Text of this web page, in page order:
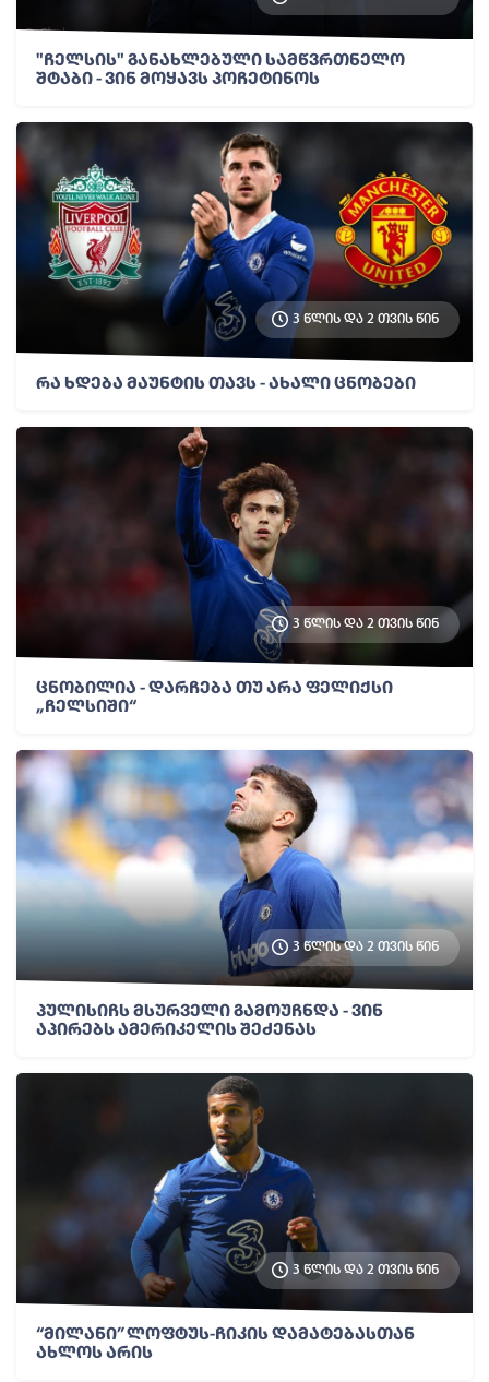
"ჩელსის" განახლებული სამწვრთნელო
შტაბი - ვინ მოყავს პოჩეტინოს
3 წლის და 2 თვის წინ
რა ხდება მაუნტის თავს - ახალი ცნობები
3 წლის და 2 თვის წინ
ცნობილია - დარჩება თუ არა ფელიქსი
„ჩელსიში“
3 წლის და 2 თვის წინ
პულისიჩს მსურველი გამოუჩნდა - ვინ
აპირებს ამერიკელის შეძენას
3 წლის და 2 თვის წინ
“მილანი” ლოფტუს-ჩიკის დამატებასთან
ახლოს არის